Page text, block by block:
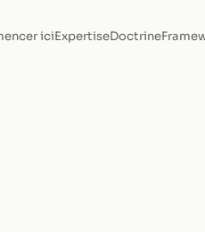
iciExpertiseDoctrine